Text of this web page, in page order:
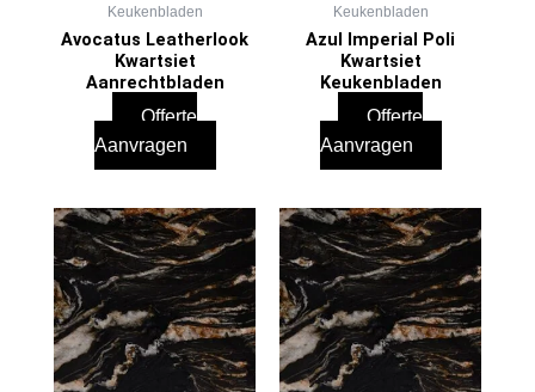
Keukenbladen
Avocatus Leatherlook
Kwartsiet
Aanrechtbladen
Offerte
Aanvragen
Keukenbladen
Azul Imperial Poli
Kwartsiet
Keukenbladen
Offerte
Aanvragen